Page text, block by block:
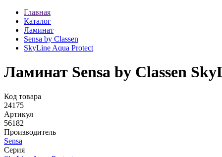
Главная
Каталог
Ламинат
Sensa by Classen
SkyLine Aqua Protect
Ламинат Sensa by Classen
Код товара
24175
Артикул
56182
Производитель
Sensa
Серия